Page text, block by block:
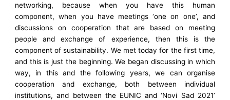
networking, because when you have this human
component, when you have meetings ‘one on one’, and
discussions on cooperation that are based on meeting
people and exchange of experience, then this is the
component of sustainability. We met today for the first time,
and this is just the beginning. We began discussing in which
way, in this and the following years, we can organise
cooperation and exchange, both between individual
institutions, and between the EUNIC and ‘Novi Sad 2021’